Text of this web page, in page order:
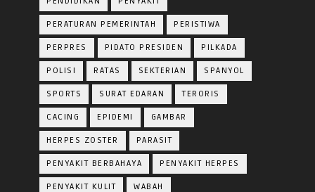
PERATURAN PEMERINTAH PERISTIWA
PERPRES PIDATO PRESIDEN PILKADA
POLISI RATAS SEKTERIAN SPANYOL
SPORTS SURAT EDARAN TERORIS
CACING EPIDEMI GAMBAR
HERPES ZOSTER PARASIT
PENYAKIT BERBAHAYA PENYAKIT HERPES
PENYAKIT KULIT WABAH